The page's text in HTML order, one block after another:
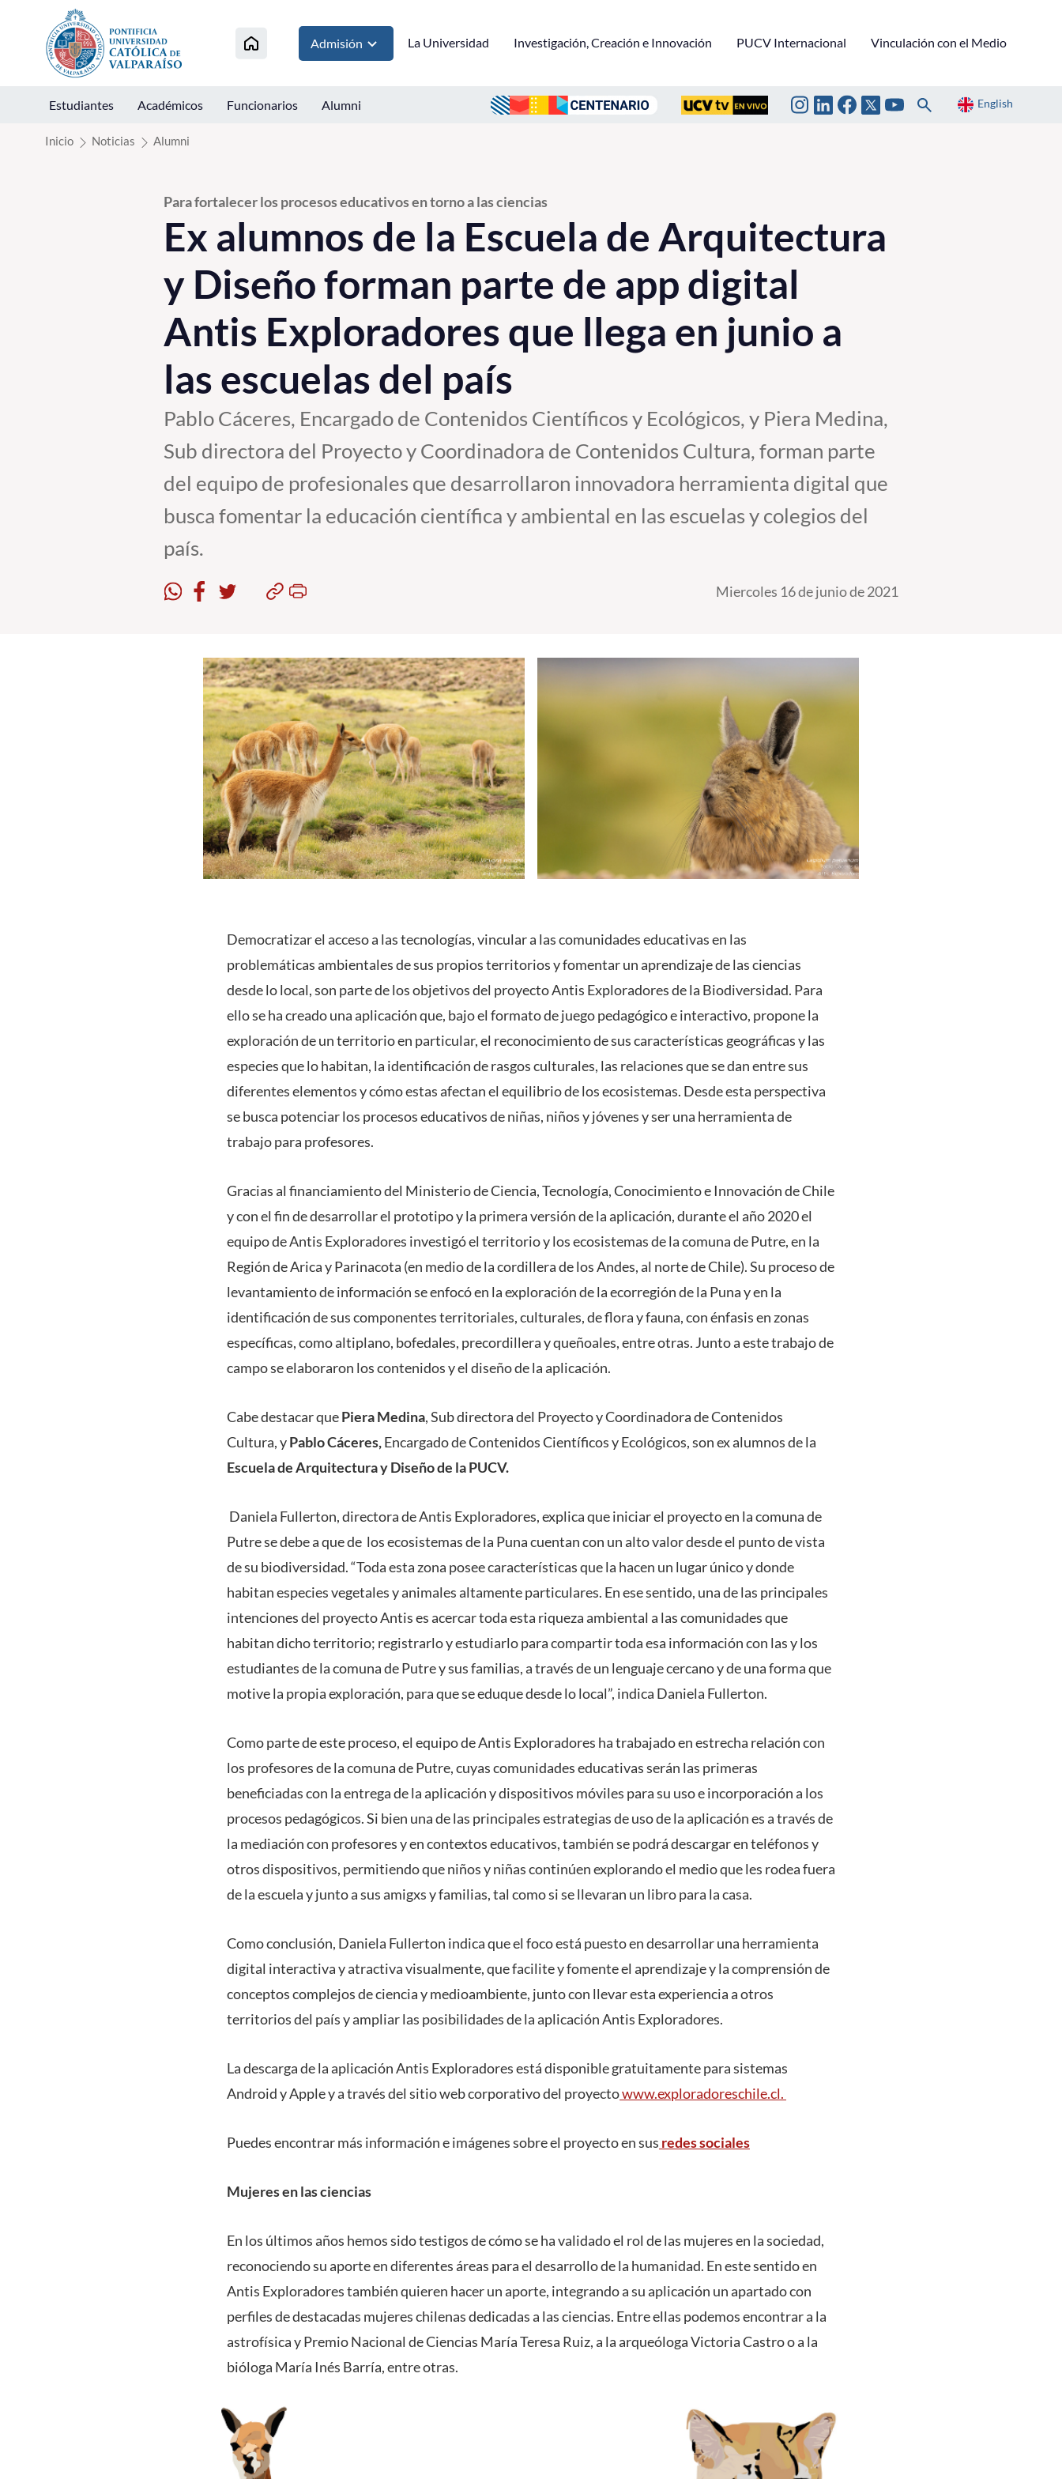
Click acá para ir directamente al contenido
Admisión La Universidad Investigación, Creación e Innovación PUCV Internacional Vinculación con el Medio
Estudiantes Académicos Funcionarios Alumni English
Inicio Noticias Alumni
Para fortalecer los procesos educativos en torno a las ciencias
Ex alumnos de la Escuela de Arquitectura
y Diseño forman parte de app digital
Antis Exploradores que llega en junio a
las escuelas del país
Pablo Cáceres, Encargado de Contenidos Científicos y Ecológicos, y Piera Medina,
Sub directora del Proyecto y Coordinadora de Contenidos Cultura, forman parte
del equipo de profesionales que desarrollaron innovadora herramienta digital que
busca fomentar la educación científica y ambiental en las escuelas y colegios del
país.
Miercoles 16 de junio de 2021
Democratizar el acceso a las tecnologías, vincular a las comunidades educativas en las
problemáticas ambientales de sus propios territorios y fomentar un aprendizaje de las ciencias
desde lo local, son parte de los objetivos del proyecto Antis Exploradores de la Biodiversidad. Para
ello se ha creado una aplicación que, bajo el formato de juego pedagógico e interactivo, propone la
exploración de un territorio en particular, el reconocimiento de sus características geográficas y las
especies que lo habitan, la identificación de rasgos culturales, las relaciones que se dan entre sus
diferentes elementos y cómo estas afectan el equilibrio de los ecosistemas. Desde esta perspectiva
se busca potenciar los procesos educativos de niñas, niños y jóvenes y ser una herramienta de
trabajo para profesores.
Gracias al financiamiento del Ministerio de Ciencia, Tecnología, Conocimiento e Innovación de Chile
y con el fin de desarrollar el prototipo y la primera versión de la aplicación, durante el año 2020 el
equipo de Antis Exploradores investigó el territorio y los ecosistemas de la comuna de Putre, en la
Región de Arica y Parinacota (en medio de la cordillera de los Andes, al norte de Chile). Su proceso de
levantamiento de información se enfocó en la exploración de la ecorregión de la Puna y en la
identificación de sus componentes territoriales, culturales, de flora y fauna, con énfasis en zonas
específicas, como altiplano, bofedales, precordillera y queñoales, entre otras. Junto a este trabajo de
campo se elaboraron los contenidos y el diseño de la aplicación.
Cabe destacar quePiera Medina, Sub directora del Proyecto y Coordinadora de Contenidos
Cultura, yPablo Cáceres,Encargado de Contenidos Científicos y Ecológicos, son ex alumnos de la
Escuela de Arquitectura y Diseño de la PUCV.
Daniela Fullerton, directora de Antis Exploradores, explica que iniciar el proyecto en la comuna de
Putre se debe a que de los ecosistemas de la Puna cuentan con un alto valor desde el punto de vista
de su biodiversidad. “Toda esta zona posee características que la hacen un lugar único y donde
habitan especies vegetales y animales altamente particulares. En ese sentido, una de las principales
intenciones del proyecto Antis es acercar toda esta riqueza ambiental a las comunidades que
habitan dicho territorio; registrarlo y estudiarlo para compartir toda esa información con las y los
estudiantes de la comuna de Putre y sus familias, a través de un lenguaje cercano y de una forma que
motive la propia exploración, para que se eduque desde lo local”, indica Daniela Fullerton.
Como parte de este proceso, el equipo de Antis Exploradores ha trabajado en estrecha relación con
los profesores de la comuna de Putre, cuyas comunidades educativas serán las primeras
beneficiadas con la entrega de la aplicación y dispositivos móviles para su uso e incorporación a los
procesos pedagógicos. Si bien una de las principales estrategias de uso de la aplicación es a través de
la mediación con profesores y en contextos educativos, también se podrá descargar en teléfonos y
otros dispositivos, permitiendo que niños y niñas continúen explorando el medio que les rodea fuera
de la escuela y junto a sus amigxs y familias, tal como si se llevaran un libro para la casa.
Como conclusión, Daniela Fullerton indica que el foco está puesto en desarrollar una herramienta
digital interactiva y atractiva visualmente, que facilite y fomente el aprendizaje y la comprensión de
conceptos complejos de ciencia y medioambiente, junto con llevar esta experiencia a otros
territorios del país y ampliar las posibilidades de la aplicación Antis Exploradores.
La descarga de la aplicación Antis Exploradores está disponible gratuitamente para sistemas
Android y Apple y a través del sitio web corporativo del proyectowww.exploradoreschile.cl.
Puedes encontrar más información e imágenes sobre el proyecto en sus redes sociales
Mujeres en las ciencias
En los últimos años hemos sido testigos de cómo se ha validado el rol de las mujeres en la sociedad,
reconociendo su aporte en diferentes áreas para el desarrollo de la humanidad. En este sentido en
Antis Exploradores también quieren hacer un aporte, integrando a su aplicación un apartado con
perfiles de destacadas mujeres chilenas dedicadas a las ciencias. Entre ellas podemos encontrar a la
astrofísica y Premio Nacional de Ciencias María Teresa Ruiz, a la arqueóloga Victoria Castro o a la
bióloga María Inés Barría, entre otras.